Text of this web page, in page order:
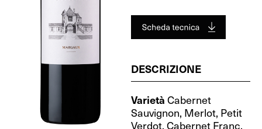
DESCRIZIONE
Varietà Cabernet
Sauvignon, Merlot, Petit
Verdot, Cabernet Franc.